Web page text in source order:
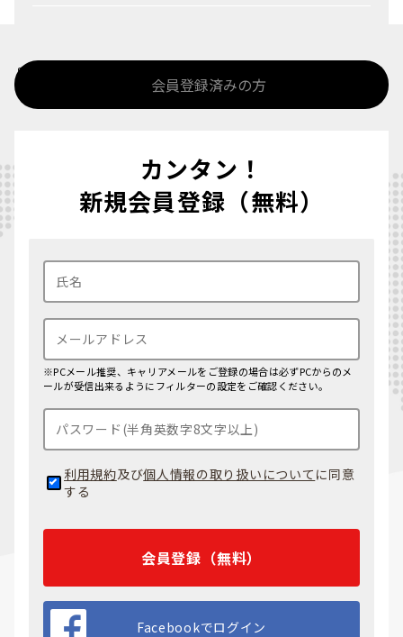
%>
会員登録済みの方
カンタン！
新規会員登録（無料）
※PCメール推奨、キャリアメールをご登録の場合は必ずPCからのメ
ールが受信出来るようにフィルターの設定をご確認ください。
利用規約及び個人情報の取り扱いについて に同意
する
会員登録（無料）
Facebookでログイン